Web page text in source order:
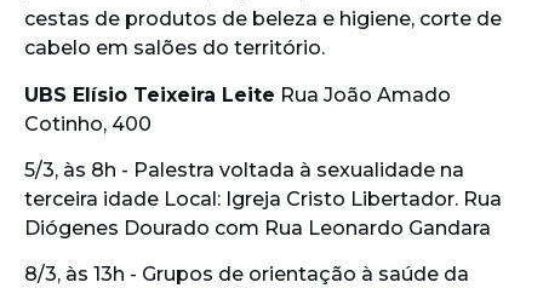
cestas de produtos de beleza e higiene, corte de
cabelo em salões do território.
UBS Elísio Teixeira Leite Rua João Amado
Cotinho, 400
5/3, às 8h - Palestra voltada à sexualidade na
terceira idade Local: Igreja Cristo Libertador. Rua
Diógenes Dourado com Rua Leonardo Gandara
8/3, às 13h - Grupos de orientação à saúde da